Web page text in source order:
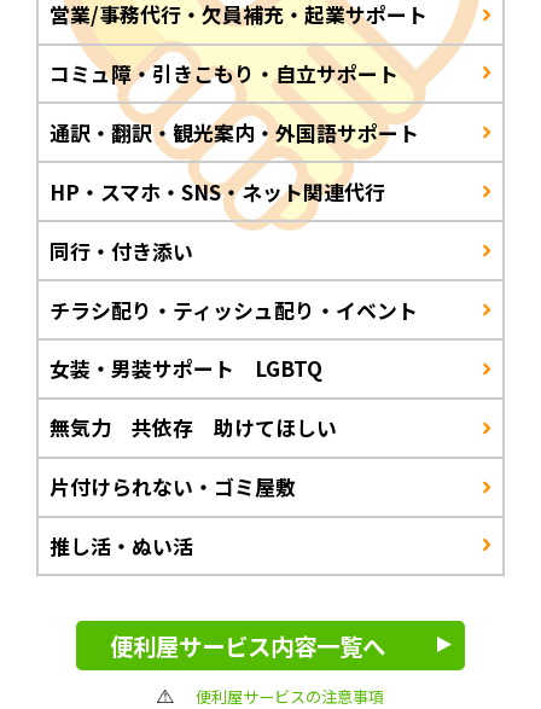
営業/事務代行・欠員補充・起業サポート
コミュ障・引きこもり・自立サポート
通訳・翻訳・観光案内・外国語サポート
HP・スマホ・SNS・ネット関連代行
同行・付き添い
チラシ配り・ティッシュ配り・イベント
女装・男装サポート LGBTQ
無気力 共依存 助けてほしい
片付けられない・ゴミ屋敷
推し活・ぬい活
便利屋サービス内容一覧へ
便利屋サービスの注意事項